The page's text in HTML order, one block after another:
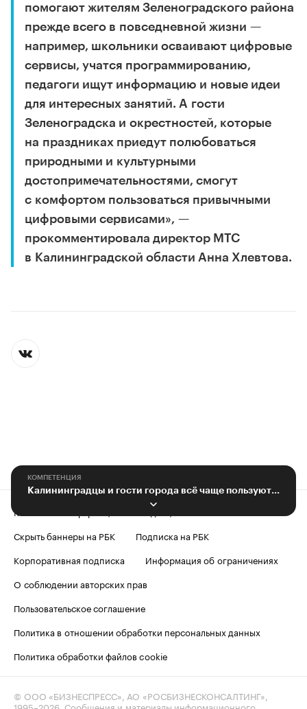
помогают жителям Зеленоградского района
прежде всего в повседневной жизни —
например, школьники осваивают цифровые
сервисы, учатся программированию,
педагоги ищут информацию и новые идеи
для интересных занятий. А гости
Зеленоградска и окрестностей, которые
на праздниках приедут полюбоваться
природными и культурными
достопримечательностями, смогут
с комфортом пользоваться привычными
цифровыми сервисами», —
прокомментировала директор МТС
в Калининградской области Анна Хлевтова.
КОМПЕТЕНЦИЯ
Калининградцы и гости города всё чаще пользуются арендой квартир онлайн
Контактная информация
Редакция
Скрыть баннеры на РБК
Подписка на РБК
Корпоративная подписка
Информация об ограничениях
О соблюдении авторских прав
Пользовательское соглашение
Политика в отношении обработки персональных данных
Политика обработки файлов cookie
© ООО «БИЗНЕСПРЕСС», АО «РОСБИЗНЕСКОНСАЛТИНГ»,
1995–2026 . Сообщения и материалы информационного